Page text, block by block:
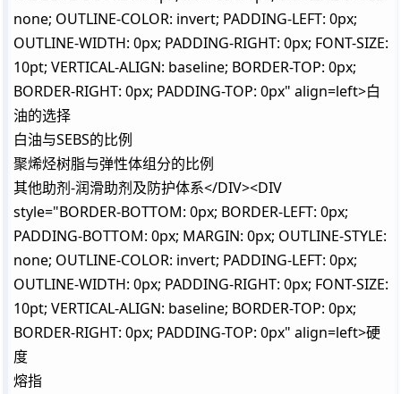
none; OUTLINE-COLOR: invert; PADDING-LEFT: 0px;
OUTLINE-WIDTH: 0px; PADDING-RIGHT: 0px; FONT-SIZE:
10pt; VERTICAL-ALIGN: baseline; BORDER-TOP: 0px;
BORDER-RIGHT: 0px; PADDING-TOP: 0px" align=left>白
油的选择
白油与SEBS的比例
聚烯烃树脂与弹性体组分的比例
其他助剂-润滑助剂及防护体系</DIV><DIV
style="BORDER-BOTTOM: 0px; BORDER-LEFT: 0px;
PADDING-BOTTOM: 0px; MARGIN: 0px; OUTLINE-STYLE:
none; OUTLINE-COLOR: invert; PADDING-LEFT: 0px;
OUTLINE-WIDTH: 0px; PADDING-RIGHT: 0px; FONT-SIZE:
10pt; VERTICAL-ALIGN: baseline; BORDER-TOP: 0px;
BORDER-RIGHT: 0px; PADDING-TOP: 0px" align=left>硬
度
熔指